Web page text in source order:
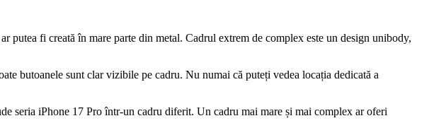
putea fi creată în mare parte din metal. Cadrul extrem de complex este un design unibody,
butoanele sunt clar vizibile pe cadru. Nu numai că puteți vedea locația dedicată a
seria iPhone 17 Pro într-un cadru diferit. Un cadru mai mare și mai complex ar oferi